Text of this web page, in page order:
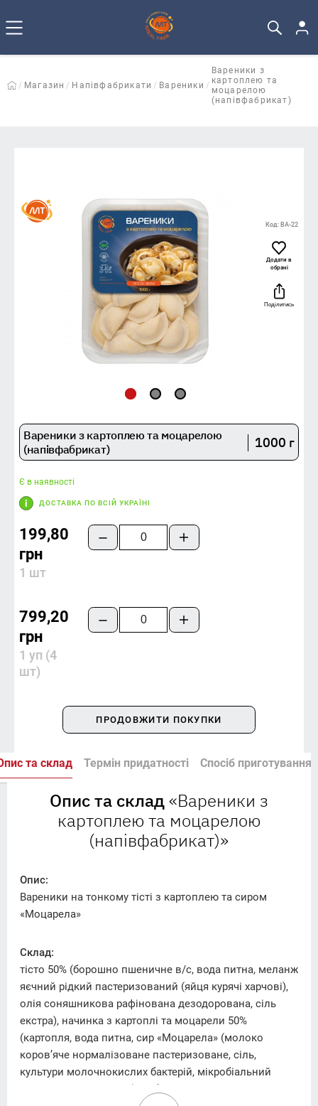
Магазин Напівфабрикати Вареники
Вареники з
картоплею та
моцарелою
(напівфабрикат)
Код: ВА-22
Додати в
обрані
Поділитись
Вареники з картоплею та моцарелою
(напівфабрикат)
1000 г
Є в наявності
ДОСТАВКА ПО ВСІЙ УКРАЇНІ
199,80
грн
1 шт
799,20
грн
1 уп (4
шт)
ПРОДОВЖИТИ ПОКУПКИ
та склад Термін придатності Спосіб приготування
Опис та склад«Вареники з
картоплею та моцарелою
(напівфабрикат)»
Опис:
Вареники на тонкому тісті з картоплею та сиром
«Моцарела»
Склад:
тісто 50% (борошно пшеничне в/с, вода питна, меланж
яєчний рідкий пастеризований (яйця курячі харчові),
олія соняшникова рафінована дезодорована, сіль
екстра), начинка з картоплі та моцарели 50%
(картопля, вода питна, сир «Моцарела» (молоко
коров’яче нормалізоване пастеризоване, сіль,
культури молочнокислих бактерій, мікробіальний